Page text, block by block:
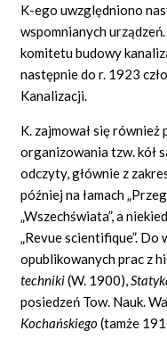
K-ego uwzględniono
wspomnianych
komitetu budowy
następnie do r. 1923
Kanalizacji.
K. zajmował się również
organizowania tzw. kół
odczyty, głównie z
później na łamach
„Wszechświata”, a
„Revuescientifique”. Do
opublikowanych prac z
techniki(W. 1900),
posiedzeń Tow. Nauk.
Kochańskiego(tamże